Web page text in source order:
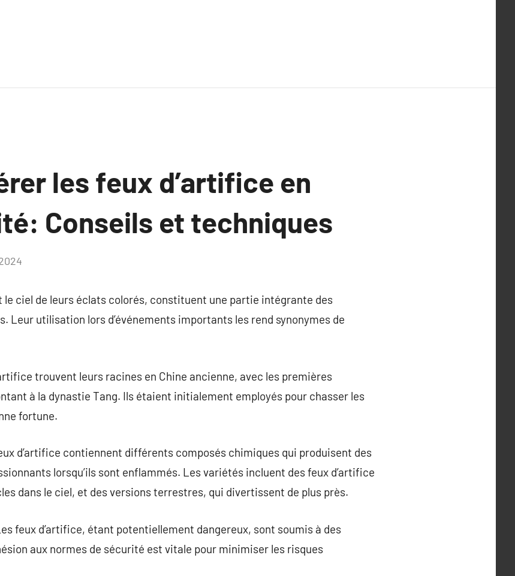
les feux d’artifice en
Conseils et techniques
le ciel de leurs éclats colorés, constituent une partie intégrante des
Leur utilisation lors d’événements importants les rend synonymes de
trouvent leurs racines en Chine ancienne, avec les premières
à la dynastie Tang. Ils étaient initialement employés pour chasser les
fortune.
d’artifice contiennent différents composés chimiques qui produisent des
lorsqu’ils sont enflammés. Les variétés incluent des feux d’artifice
dans le ciel, et des versions terrestres, qui divertissent de plus près.
feux d’artifice, étant potentiellement dangereux, sont soumis à des
aux normes de sécurité est vitale pour minimiser les risques